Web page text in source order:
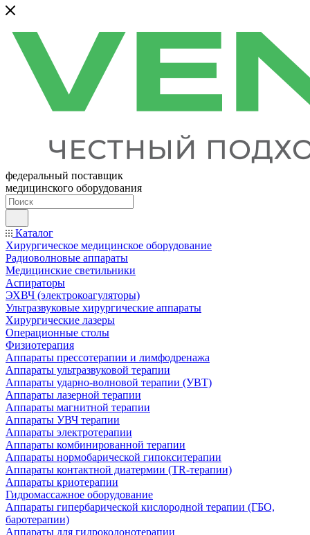
федеральный поставщик
медицинского оборудования
Каталог
Хирургическое медицинское оборудование
Радиоволновые аппараты
Медицинские светильники
Аспираторы
ЭХВЧ (электрокоагуляторы)
Ультразвуковые хирургические аппараты
Хирургические лазеры
Операционные столы
Физиотерапия
Аппараты прессотерапии и лимфодренажа
Аппараты ультразвуковой терапии
Аппараты ударно-волновой терапии (УВТ)
Аппараты лазерной терапии
Аппараты магнитной терапии
Аппараты УВЧ терапии
Аппараты электротерапии
Аппараты комбинированной терапии
Аппараты нормобарической гипокситерапии
Аппараты контактной диатермии (TR-терапии)
Аппараты криотерапии
Гидромассажное оборудование
Аппараты гипербарической кислородной терапии (ГБО,
баротерапии)
Аппараты для гидроколонотерапии